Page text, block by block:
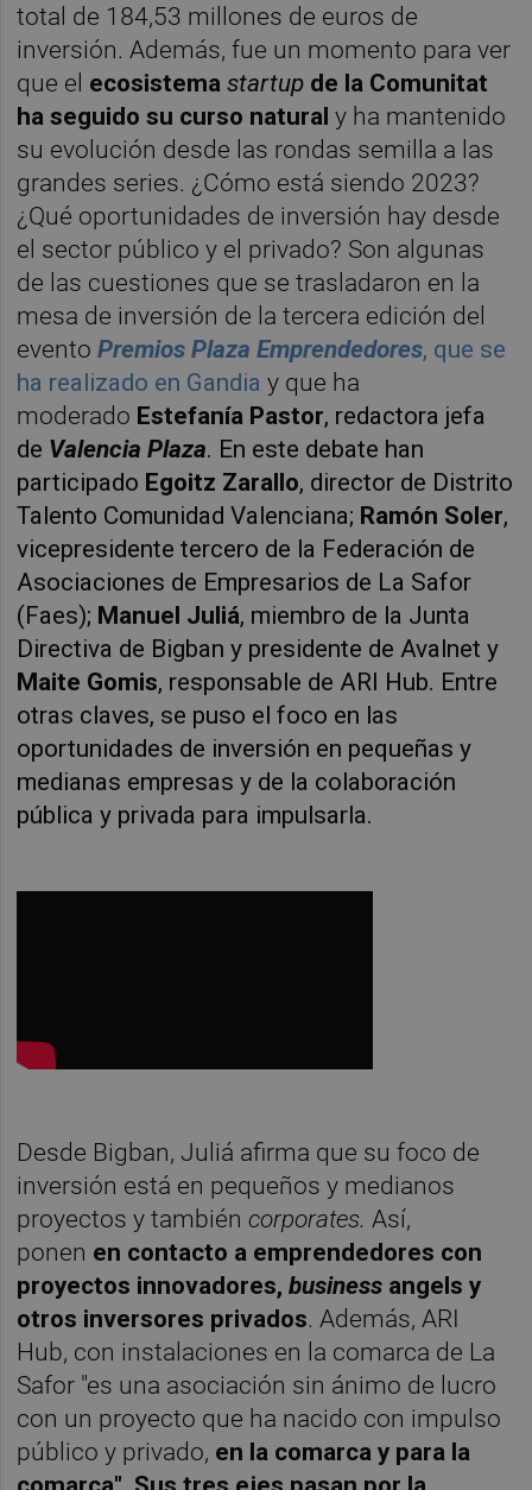
total de 184,53 millones de euros de
inversión. Además, fue un momento para ver
que el ecosistemastartup de la Comunitat
ha seguido su curso natural y ha mantenido
su evolución desde las rondas semilla a las
grandes series. ¿Cómo está siendo 2023?
¿Qué oportunidades de inversión hay desde
el sector público y el privado? Son algunas
de las cuestiones que se trasladaron en la
mesa de inversión de la tercera edición del
evento Premios Plaza Emprendedores, que se
ha realizado en Gandia y que ha
moderado Estefanía Pastor, redactora jefa
de Valencia Plaza. En este debate han
participado Egoitz Zarallo, director de Distrito
Talento Comunidad Valenciana; Ramón Soler,
vicepresidente tercero de la Federación de
Asociaciones de Empresarios de La Safor
(Faes); Manuel Juliá, miembro de la Junta
Directiva de Bigban y presidente de Avalnet y
Maite Gomis, responsable de ARI Hub. Entre
otras claves, se puso el foco en las
oportunidades de inversión en pequeñas y
medianas empresas y de la colaboración
pública y privada para impulsarla.
Desde Bigban, Juliá afirma que su foco de
inversión está en pequeños y medianos
proyectos y tambiéncorporates. Así,
ponen en contacto a emprendedores con
proyectos innovadores,business angels y
otros inversores privados. Además, ARI
Hub, con instalaciones en la comarca de La
Safor "es una asociación sin ánimo de lucro
con un proyecto que ha nacido con impulso
público y privado, en la comarca y para la